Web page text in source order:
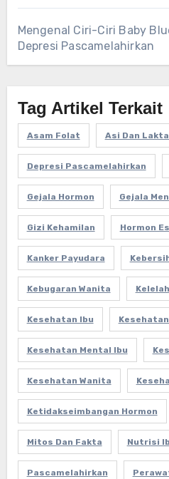
Mengenal Ciri-Ciri Baby
Depresi Pascamelahirkan
Tag Artikel Terkait
Asam Folat Asi Dan
Depresi Pascamelahirkan
Gejala Hormon Gejala
Gizi Kehamilan Hormon
Kanker Payudara
Kebugaran Wanita
Kesehatan Ibu
Kesehatan Mental Ibu
Kesehatan Wanita
Ketidakseimbangan Hormon
Mitos Dan Fakta Nutrisi
Pascamelahirkan